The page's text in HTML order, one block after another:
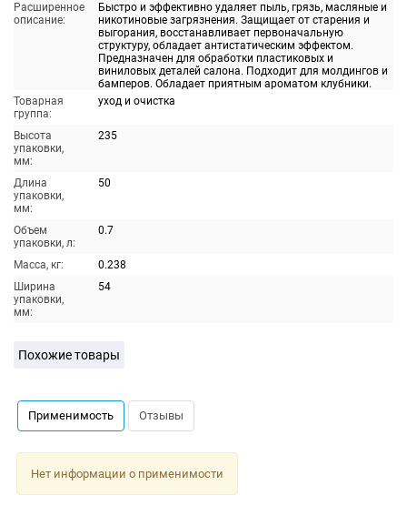
Расширенное
описание:
Быстро и эффективно удаляет пыль, грязь, масляные и
никотиновые загрязнения. Защищает от старения и
выгорания, восстанавливает первоначальную
структуру, обладает антистатическим эффектом.
Предназначен для обработки пластиковых и
виниловых деталей салона. Подходит для молдингов и
бамперов. Обладает приятным ароматом клубники.
Товарная
группа:
уход и очистка
Высота
упаковки,
мм:
235
Длина
упаковки,
мм:
50
Объем
упаковки, л:
0.7
Масса, кг:
0.238
Ширина
упаковки,
мм:
54
Похожие товары
Применимость Отзывы
Нет информации о применимости